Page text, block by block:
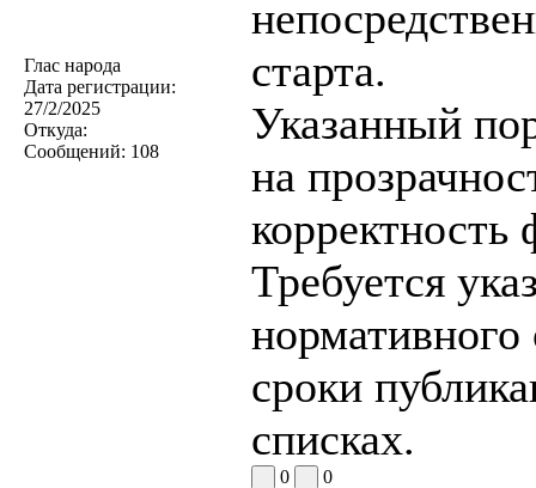
Глас народа
Дата регистрации:
27/2/2025
Откуда:
Сообщений: 108
старта.
Указанный
на
корректность
Требуется
сроки
списках.
0 0